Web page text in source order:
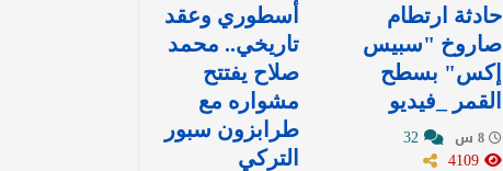
حادثة ارتطام
صاروخ "سبيس
إكس" بسطح
القمر _فيديو
أسطوري وعقد
تاريخي.. محمد
صلاح يفتتح
مشواره مع
طرابزون سبور
التركي